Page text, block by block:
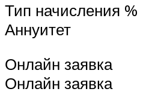
Тип начисления %
Аннуитет
Онлайн заявка
Онлайн заявка